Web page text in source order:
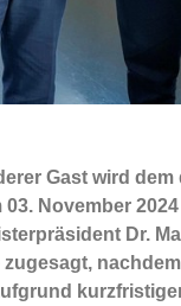
Gast wird
03. November
Dr.
zugesagt,